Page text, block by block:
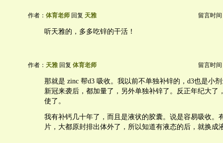
作者： 体育老师 回复 天雅 留言时间
听天雅的，多多吃锌的干活！
作者： 天雅 回复 体育老师 留言时间
那就是 zinc 帮d3 吸收。我以前不单独补锌的，d3也是小
新冠来袭后，都加量了，另外单独补锌了。反正年纪大了
使了。
我有补钙几十年了，而且是液状的胶囊。说是容易吸收。
片，大都原封排出体外了，所以知道有液态的后，就换成